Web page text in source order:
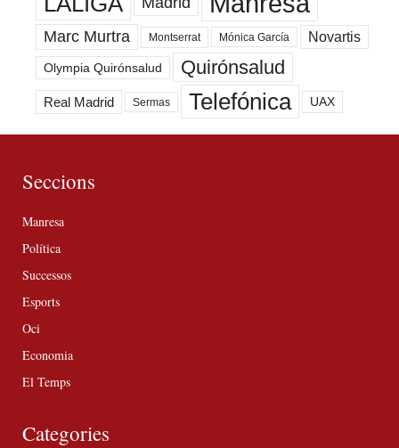
Marc Murtra Montserrat Mónica García Novartis
Olympia Quirónsalud Quirónsalud
Real Madrid Sermas Telefónica UAX
Seccions
Manresa
Política
Successos
Esports
Oci
Economia
El Temps
Categories